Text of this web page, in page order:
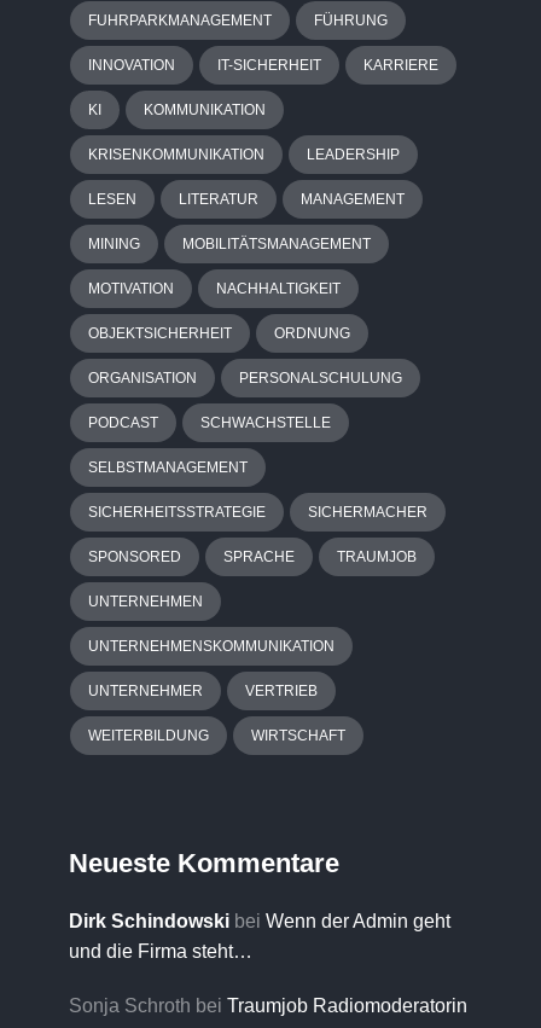
FUHRPARKMANAGEMENT FÜHRUNG
INNOVATION IT-SICHERHEIT KARRIERE
KI KOMMUNIKATION
KRISENKOMMUNIKATION LEADERSHIP
LESEN LITERATUR MANAGEMENT
MINING MOBILITÄTSMANAGEMENT
MOTIVATION NACHHALTIGKEIT
OBJEKTSICHERHEIT ORDNUNG
ORGANISATION PERSONALSCHULUNG
PODCAST SCHWACHSTELLE
SELBSTMANAGEMENT
SICHERHEITSSTRATEGIE SICHERMACHER
SPONSORED SPRACHE TRAUMJOB
UNTERNEHMEN
UNTERNEHMENSKOMMUNIKATION
UNTERNEHMER VERTRIEB
WEITERBILDUNG WIRTSCHAFT
Neueste Kommentare
Dirk Schindowski bei Wenn der Admin geht
und die Firma steht…
Sonja Schroth bei Traumjob Radiomoderatorin